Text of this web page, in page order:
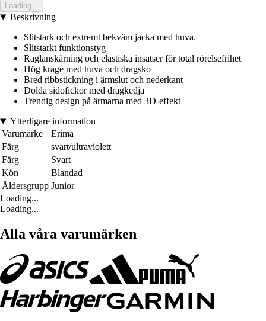
Loading...
Beskrivning
Slitstark och extremt bekväm jacka med huva.
Slitstarkt funktionstyg
Raglanskärning och elastiska insatser för total rörelsefrihet
Hög krage med huva och dragsko
Bred ribbstickning i ärmslut och nederkant
Dolda sidofickor med dragkedja
Trendig design på ärmarna med 3D-effekt
Ytterligare information
Varumärke
Erima
Färg
svart/ultraviolett
Färg
Svart
Kön
Blandad
Åldersgrupp Junior
Loading...
Loading...
Alla våra varumärken